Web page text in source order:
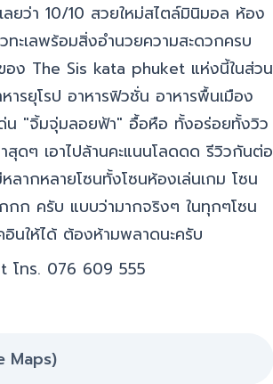
ยว่า 10/10 สวยใหม่สไตล์มินิมอล ห้อง
ะเลพร้อมสิ่งอำนวยความสะดวกครบ
อง The Sis kata phuket แห่งนี้ในส่วน
รยุโรป อาหารฟิวชั่น อาหารพื้นเมือง
ด่น "จิ้มจุ่มลอยฟ้า" อื้อหือ ทั้งอร่อยทั้งวิว
ดๆ เอาไปล้านคะแนนโลดดด รีวิวกันต่อ
ากหลายโซนทั้งโซนห้องเล่นเกม โซน
กก ครับ แบบว่ามากจริงๆ ในทุกๆโซน
นให้ได้ ต้องห้ามพลาดนะครับ
โทร. 076 609 555
Maps)